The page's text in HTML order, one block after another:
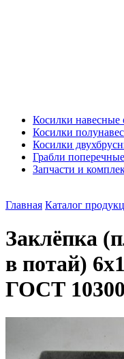
Косилки навесные
Косилки
Косилки
Грабли
Запчасти и
Главная Каталог
Заклёпка
в потай)
ГОСТ